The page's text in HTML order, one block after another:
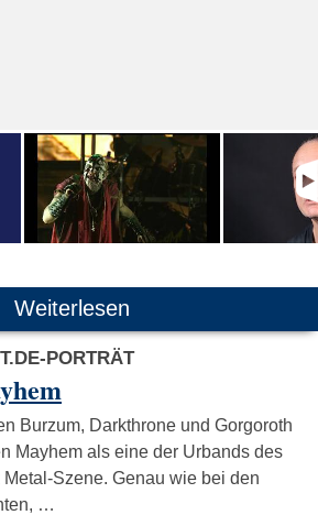
Weiterlesen
PORTRÄT
Burzum, Darkthrone und Gorgoroth
Mayhem als eine der Urbands des
Szene. Genau wie bei den
…